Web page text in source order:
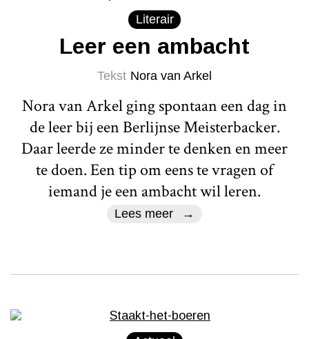
Literair
Leer een ambacht
Tekst Nora van Arkel
Nora van Arkel ging spontaan een dag in
de leer bij een Berlijnse Meisterbacker.
Daar leerde ze minder te denken en meer
te doen. Een tip om eens te vragen of
iemand je een ambacht wil leren.
Lees meer